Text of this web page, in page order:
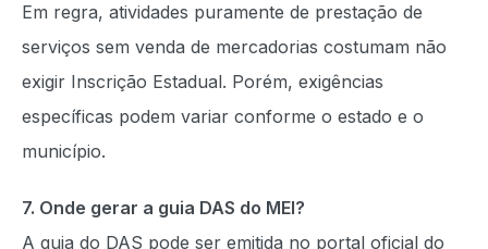
Em regra, atividades puramente de prestação de
serviços sem venda de mercadorias costumam não
exigir Inscrição Estadual. Porém, exigências
específicas podem variar conforme o estado e o
município.
7. Onde gerar a guia DAS do MEI?
A guia do DAS pode ser emitida no portal oficial do